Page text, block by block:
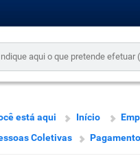
está aqui Início
Coletivas